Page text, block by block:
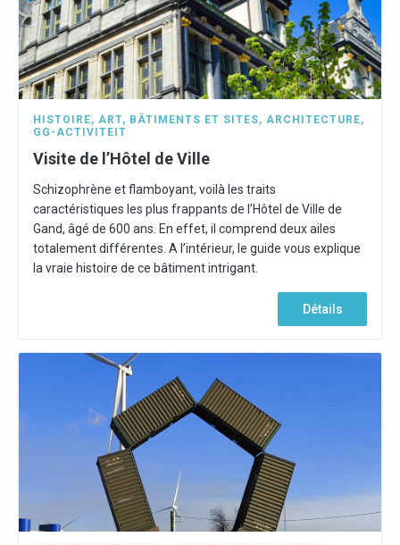
HISTOIRE, ART, BÂTIMENTS ET SITES, ARCHITECTURE,
GG-ACTIVITEIT
Visite de l’Hôtel de Ville
Schizophrène et flamboyant, voilà les traits
caractéristiques les plus frappants de l’Hôtel de Ville de
Gand, âgé de 600 ans. En effet, il comprend deux ailes
totalement différentes. A l’intérieur, le guide vous explique
la vraie histoire de ce bâtiment intrigant.
Détails